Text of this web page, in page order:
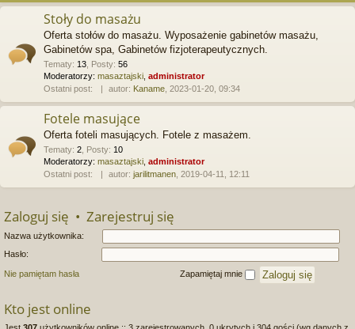
Stoły do masażu
Oferta stołów do masażu. Wyposażenie gabinetów masażu,
Gabinetów spa, Gabinetów fizjoterapeutycznych.
Tematy: 13 Posty: 56
Moderatorzy: masaztajski administrator
Ostatni post:
autor: Kaname , 2023-01-20, 09:34
Fotele masujące
Oferta foteli masujących. Fotele z masażem.
Tematy: 2 Posty: 10
Moderatorzy: masaztajski administrator
Ostatni post:
autor: jarilitmanen , 2019-04-11, 12:11
Zaloguj się • Zarejestruj się
Nazwa użytkownika:
Hasło:
Nie pamiętam hasła Zapamiętaj mnie
Kto jest online